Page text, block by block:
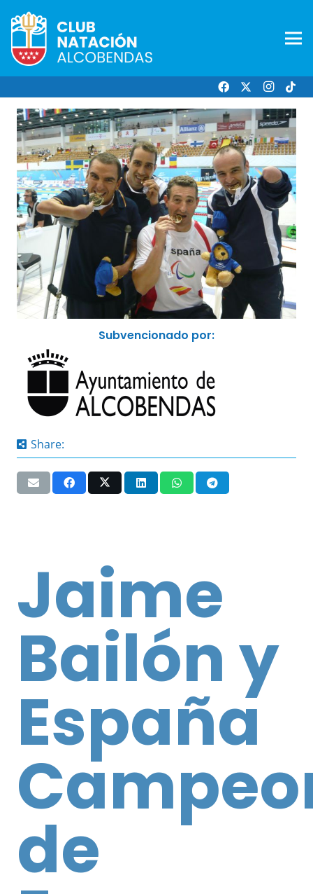
Subvencionado por:
Share:
Jaime
Bailón y
España
de